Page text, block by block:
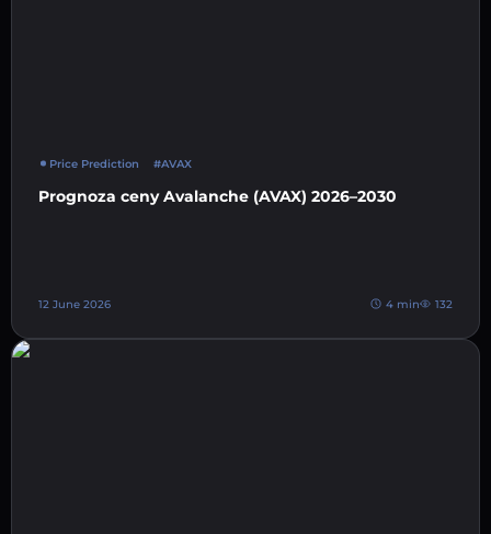
Price Prediction #AVAX
Prognoza ceny Avalanche (AVAX) 2026–2030
12 June 2026 4 min 132